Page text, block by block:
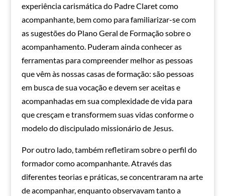
experiência carismática do Padre Claret como
acompanhante, bem como para familiarizar-se com
as sugestões do Plano Geral de Formação sobre o
acompanhamento. Puderam ainda conhecer as
ferramentas para compreender melhor as pessoas
que vêm às nossas casas de formação: são pessoas
em busca de sua vocação e devem ser aceitas e
acompanhadas em sua complexidade de vida para
que cresçam e transformem suas vidas conforme o
modelo do discipulado missionário de Jesus.
Por outro lado, também refletiram sobre o perfil do
formador como acompanhante. Através das
diferentes teorias e práticas, se concentraram na arte
de acompanhar, enquanto observavam tanto a